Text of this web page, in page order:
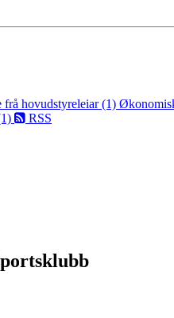
frå hovudstyreleiar (1)
RSS